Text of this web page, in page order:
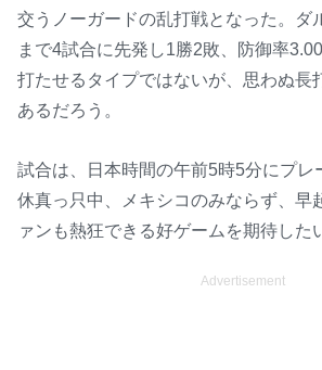
交うノーガードの乱打戦となった。ダ
まで4試合に先発し1勝2敗、防御率
打たせるタイプではないが、思わぬ長
あるだろう。
試合は、日本時間の午前5時5分にプレ
休真っ只中、メキシコのみならず、早
ァンも熱狂できる好ゲームを期待した
Advertisement